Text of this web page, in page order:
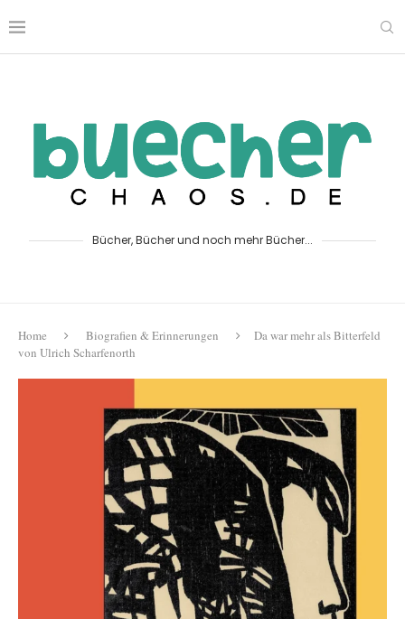
Bücher, Bücher und noch mehr Bücher...
Home Biografien & Erinnerungen
Da war mehr als Bitterfeld
von Ulrich Scharfenorth